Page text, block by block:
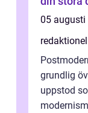
05 augusti
redaktionel
grundlig
uppstod